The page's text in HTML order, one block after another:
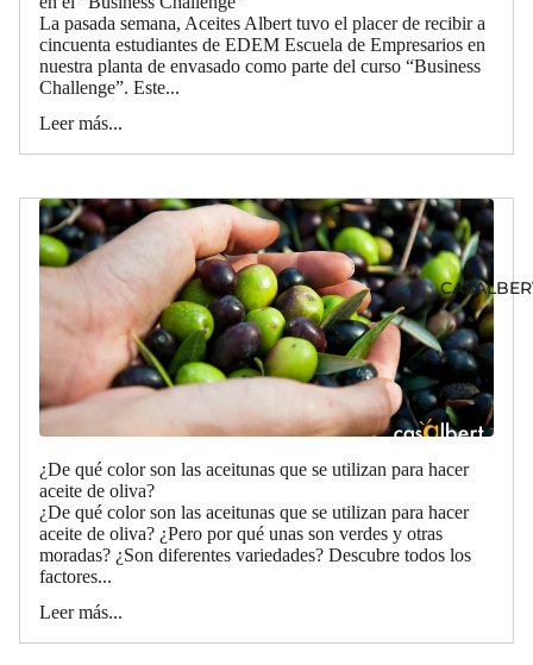
La pasada semana, Aceites Albert tuvo el placer de recibir a
cincuenta estudiantes de EDEM Escuela de Empresarios en
nuestra planta de envasado como parte del curso “Business
Challenge”. Este...
Leer más...
¿De qué color son las aceitunas que se utilizan para hacer
aceite de oliva?
¿De qué color son las aceitunas que se utilizan para hacer
aceite de oliva? ¿Pero por qué unas son verdes y otras
moradas? ¿Son diferentes variedades? Descubre todos los
factores...
Leer más...